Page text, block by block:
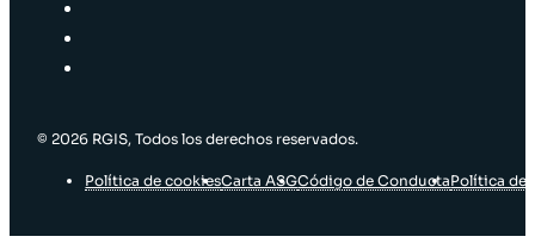
© 2026 RGIS, Todos los derechos reservados.
Política de cookiesCarta ASGCódigo de ConductaPolítica de